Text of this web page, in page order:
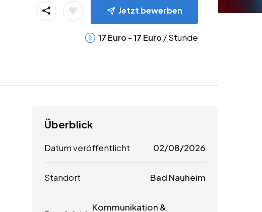
Jetzt bewerben
17 Euro -17 Euro / Stunde
Überblick
Datum veröffentlicht 02/08/2026
Standort Bad Nauheim
Kommunikation &